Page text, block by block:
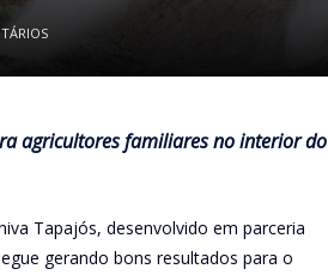
agricultores familiares no interior do
Tapajós, desenvolvido em parceria
gerando bons resultados para o